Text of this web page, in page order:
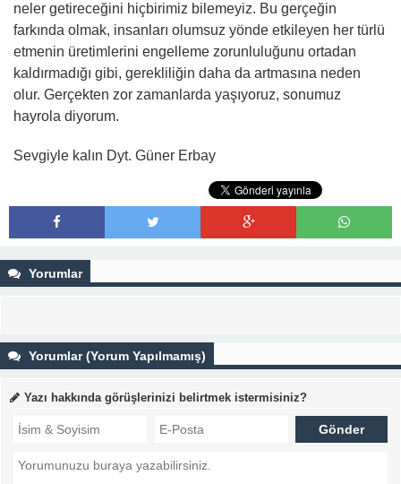
neler getireceğini hiçbirimiz bilemeyiz. Bu gerçeğin
farkında olmak, insanları olumsuz yönde etkileyen her türlü
etmenin üretimlerini engelleme zorunluluğunu ortadan
kaldırmadığı gibi, gerekliliğin daha da artmasına neden
olur. Gerçekten zor zamanlarda yaşıyoruz, sonumuz
hayrola diyorum.
Sevgiyle kalın Dyt. Güner Erbay
Yorumlar
Yorumlar (Yorum Yapılmamış)
Yazı hakkında görüşlerinizi belirtmek istermisiniz?